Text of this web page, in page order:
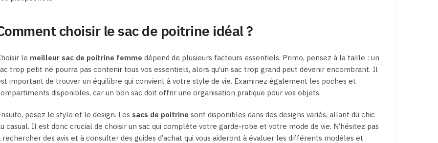
choisir le sac de poitrine idéal ?
le meilleur sac de poitrine femme dépend de plusieurs facteurs essentiels. Primo, pensez à la taille : un
trop petit ne pourra pas contenir tous vos essentiels, alors qu’un sac trop grand peut devenir encombrant. Il
important de trouver un équilibre qui convient à votre style de vie. Examinez également les poches et
disponibles, car un bon sac doit offrir une organisation pratique pour vos objets.
pesez le style et le design. Les sacs de poitrine sont disponibles dans des designs variés, allant du chic
casual. Il est donc crucial de choisir un sac qui complète votre garde-robe et votre mode de vie. N’hésitez pas
rechercher des avis et à consulter des guides d’achat qui vous aideront à évaluer les différents modèles et